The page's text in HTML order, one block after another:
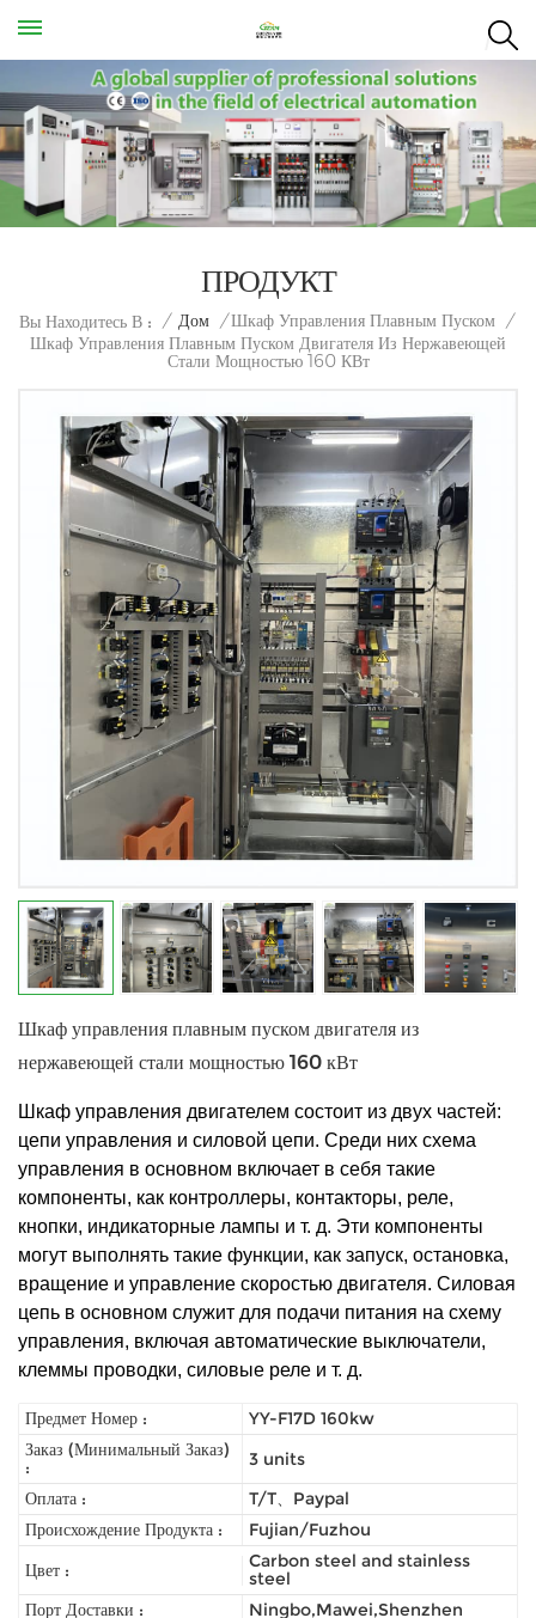
ПРОДУКТ
Вы Находитесь В : / Дом / Шкаф Управления Плавным Пуском /
Шкаф Управления Плавным Пуском Двигателя Из Нержавеющей
Стали Мощностью 160 КВт
Шкаф управления плавным пуском двигателя из
нержавеющей стали мощностью 160 кВт
Шкаф управления двигателем состоит из двух частей:
цепи управления и силовой цепи. Среди них схема
управления в основном включает в себя такие
компоненты, как контроллеры, контакторы, реле,
кнопки, индикаторные лампы и т. д. Эти компоненты
могут выполнять такие функции, как запуск, остановка,
вращение и управление скоростью двигателя. Силовая
цепь в основном служит для подачи питания на схему
управления, включая автоматические выключатели,
клеммы проводки, силовые реле и т. д.
Предмет Номер :
YY-F17D 160kw
Заказ (Минимальный Заказ)
:
3 units
Оплата :
T/T、Paypal
Происхождение Продукта :
Fujian/Fuzhou
Цвет :
Carbon steel and stainless
steel
Порт Доставки :
Ningbo,Mawei,Shenzhen